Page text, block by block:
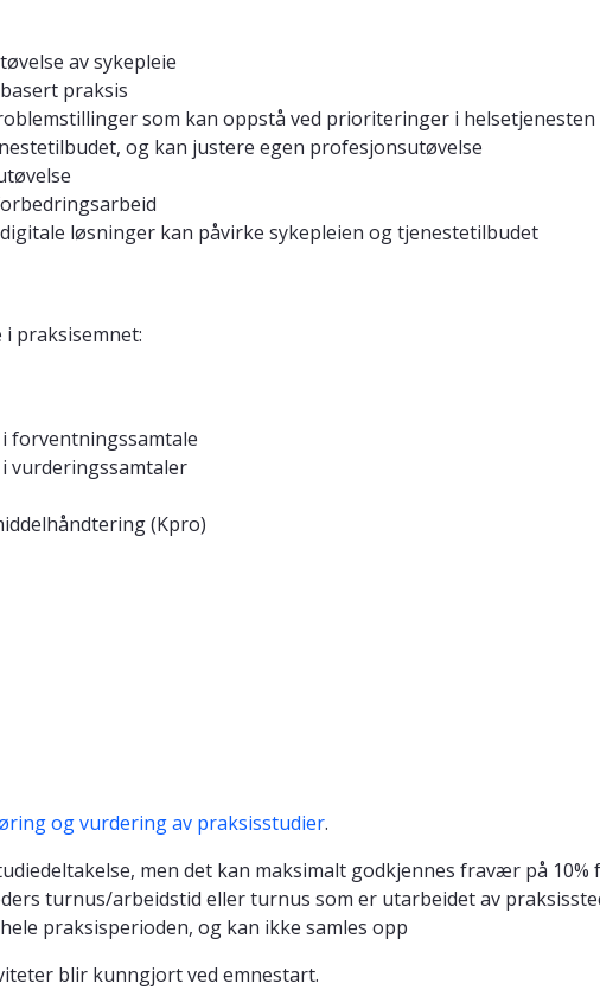
av sykepleie
praksis
som kan oppstå ved prioriteringer i helsetjenesten
og kan justere egen profesjonsutøvelse
løsninger kan påvirke sykepleien og tjenestetilbudet
praksisemnet:
forventningssamtale
vurderingssamtaler
(Kpro)
og vurdering av praksisstudier.
men det kan maksimalt godkjennes fravær på
turnus/arbeidstid eller turnus som er utarbeidet av
praksisperioden, og kan ikke samles opp
blir kunngjort ved emnestart.